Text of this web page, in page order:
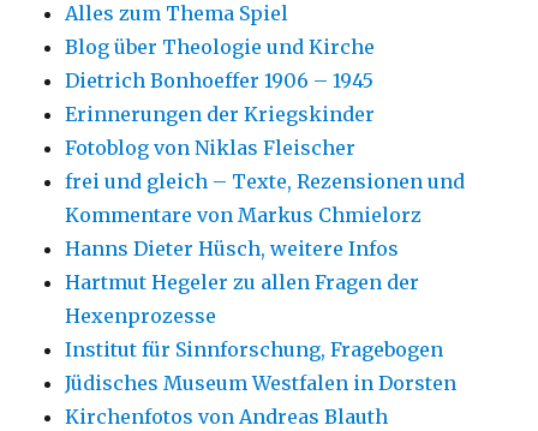
Alles zum Thema Spiel
Blog über Theologie und Kirche
Dietrich Bonhoeffer 1906 – 1945
Erinnerungen der Kriegskinder
Fotoblog von Niklas Fleischer
frei und gleich – Texte, Rezensionen und
Kommentare von Markus Chmielorz
Hanns Dieter Hüsch, weitere Infos
Hartmut Hegeler zu allen Fragen der
Hexenprozesse
Institut für Sinnforschung, Fragebogen
Jüdisches Museum Westfalen in Dorsten
Kirchenfotos von Andreas Blauth